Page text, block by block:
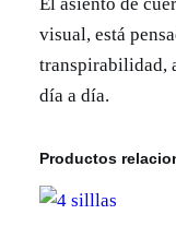
t
i
d
d
visual, está
transpirabilidad,
día a día.
Productos